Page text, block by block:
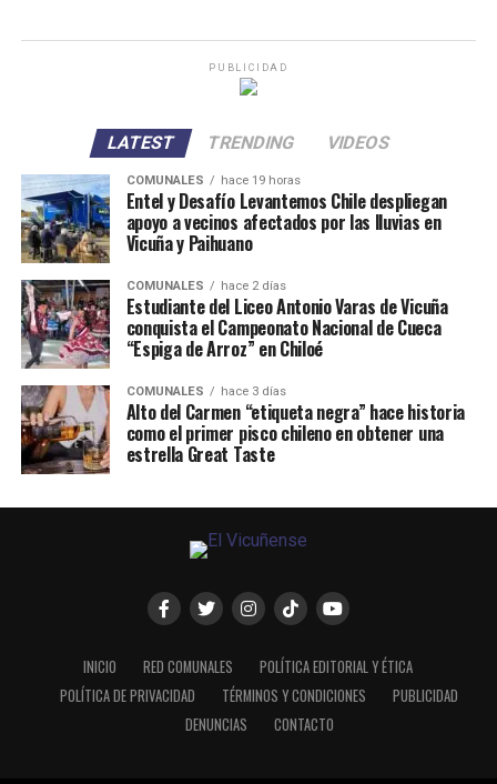
PUBLICIDAD
LATEST TRENDING VIDEOS
COMUNALES hace 19 horas
Entel y Desafío Levantemos Chile despliegan
apoyo a vecinos afectados por las lluvias en
Vicuña y Paihuano
COMUNALES hace 2 días
Estudiante del Liceo Antonio Varas de Vicuña
conquista el Campeonato Nacional de Cueca
“Espiga de Arroz” en Chiloé
COMUNALES hace 3 días
Alto del Carmen “etiqueta negra” hace historia
como el primer pisco chileno en obtener una
estrella Great Taste
INICIO RED COMUNALES
POLÍTICA EDITORIAL Y ÉTICA
POLÍTICA DE PRIVACIDAD
TÉRMINOS Y CONDICIONES
PUBLICIDAD
DENUNCIAS
CONTACTO